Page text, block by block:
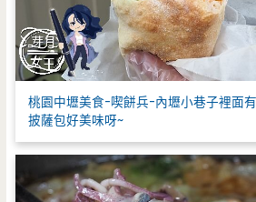
桃園中壢美食-喫餅兵-內壢小巷子裡面
披薩包好美味呀~